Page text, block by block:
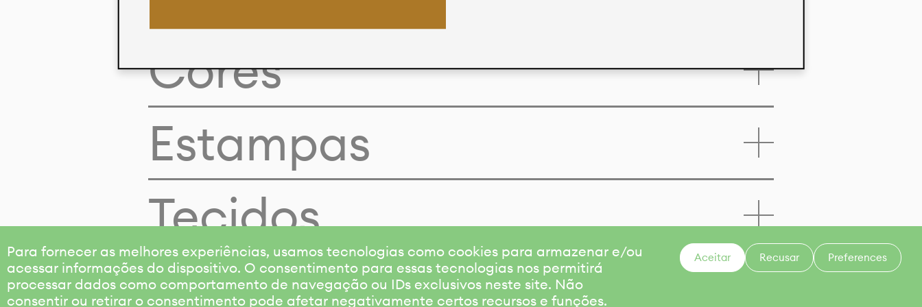
Para fornecer as melhores experiências, usamos tecnologias como cookies para armazenar e/ou
acessar informações do dispositivo. O consentimento para essas tecnologias nos permitirá
processar dados como comportamento de navegação ou IDs exclusivos neste site. Não
consentir ou retirar o consentimento pode afetar negativamente certos recursos e funções.
Aceitar Recusar Preferences
Cores
Estampas
Tecidos